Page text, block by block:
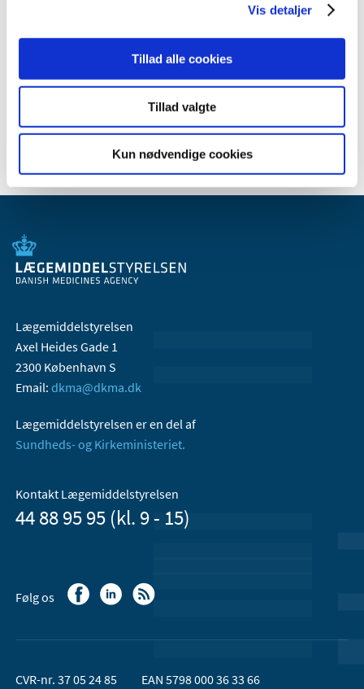
Vis detaljer
Tillad alle cookies
Tillad valgte
Kun nødvendige cookies
oktober (1)
januar (1)
2005 (2)
Lægemiddelstyrelsen
Axel Heides Gade 1
2300 København S
Email: dkma@dkma.dk
Lægemiddelstyrelsen er en del af
Sundheds- og Kirkeministeriet.
Kontakt Lægemiddelstyrelsen
44 88 95 95 (kl. 9 - 15)
Følg os
CVR-nr. 37 05 24 85 EAN 5798 000 36 33 66